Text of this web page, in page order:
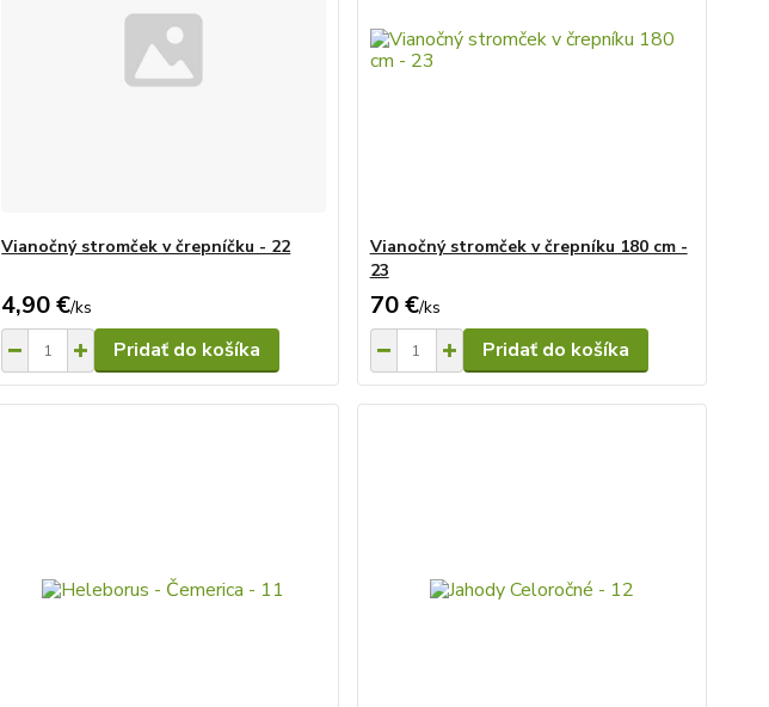
Vianočný stromček v črepníčku - 22
4,90 €/ks
Pridať do košíka
Vianočný stromček v črepníku 180 cm -
23
70 €/ks
Pridať do košíka